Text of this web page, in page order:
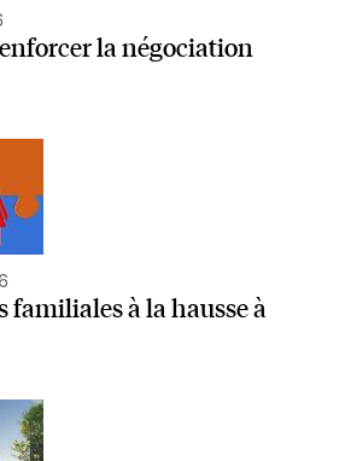
la négociation
familiales à la hausse à